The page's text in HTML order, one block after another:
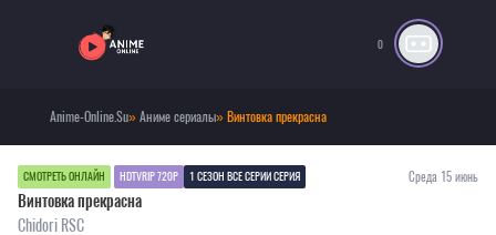
0
Anime-Online.Su»Аниме сериалы» Винтовка прекрасна
СМОТРЕТЬ ОНЛАЙН HDTVRIP 720P 1 СЕЗОН ВСЕ СЕРИИ СЕРИЯ Среда 15 июнь
Винтовка прекрасна
Chidori RSC